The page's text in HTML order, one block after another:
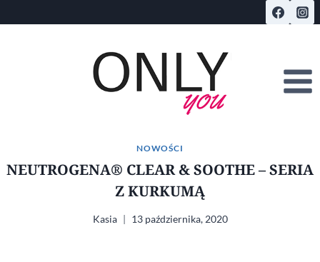
do
NOWOŚCI
NEUTROGENA® CLEAR & SOOTHE – SERIA
Z KURKUMĄ
Kasia 13 października, 2020